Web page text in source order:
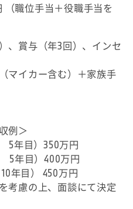
職位手当＋役職手当を
、賞与（年3回）、インセ
カー含む）＋家族手
例＞
目）350万円
年目）400万円
年目） 450万円
考慮の上、面談にて決定